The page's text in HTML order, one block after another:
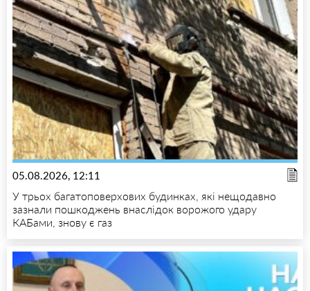
05.08.2026, 12:11
У трьох багатоповерхових будинках, які нещодавно
зазнали пошкоджень внаслідок ворожого удару
КАБами, знову є газ